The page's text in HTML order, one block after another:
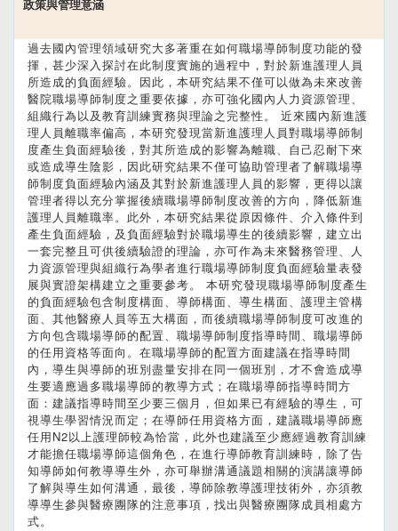
政策與管理意涵
過去國內管理領域研究大多著重在如何職場導師制度功能的發
揮，甚少深入探討在此制度實施的過程中，對於新進護理人員
所造成的負面經驗。因此，本研究結果不僅可以做為未來改善
醫院職場導師制度之重要依據，亦可強化國內人力資源管理、
組織行為以及教育訓練實務與理論之完整性。 近來國內新進護
理人員離職率偏高，本研究發現當新進護理人員對職場導師制
度產生負面經驗後，對其所造成的影響為離職、自己忍耐下來
或造成導生陰影，因此研究結果不僅可協助管理者了解職場導
師制度負面經驗內涵及其對於新進護理人員的影響，更得以讓
管理者得以充分掌握後續職場導師制度改善的方向，降低新進
護理人員離職率。此外，本研究結果從原因條件、介入條件到
產生負面經驗，及負面經驗對於職場導生的後續影響，建立出
一套完整且可供後續驗證的理論，亦可作為未來醫務管理、人
力資源管理與組織行為學者進行職場導師制度負面經驗量表發
展與實證架構建立之重要參考。 本研究發現職場導師制度產生
的負面經驗包含制度構面、導師構面、導生構面、護理主管構
面、其他醫療人員等五大構面，而後續職場導師制度可改進的
方向包含職場導師的配置、職場導師制度指導時間、職場導師
的任用資格等面向。在職場導師的配置方面建議在指導時間
內，導生與導師的班別盡量安排在同一個班別，才不會造成導
生要適應過多職場導師的教導方式；在職場導師指導時間方
面：建議指導時間至少要三個月，但如果已有經驗的導生，可
視導生學習情況而定；在導師任用資格方面，建議職場導師應
任用N2以上護理師較為恰當，此外也建議至少應經過教育訓練
才能擔任職場導師這個角色，在進行導師教育訓練時，除了告
知導師如何教導導生外，亦可舉辦溝通議題相關的演講讓導師
了解與導生如何溝通，最後，導師除教導護理技術外，亦須教
導導生參與醫療團隊的注意事項，找出與醫療團隊成員相處方
式。